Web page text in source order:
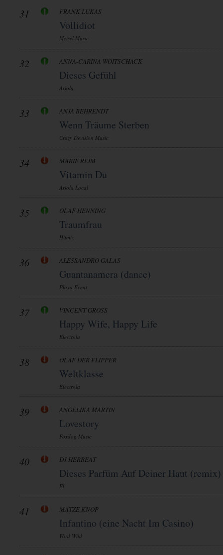
31 FRANK LUKAS
Vollidiot
Meisel Music
32 ANNA-CARINA WOITSCHACK
Dieses Gefühl
Ariola
33 ANJA BEHRENDT
Wenn Träume Sterben
Crazy Devision Music
34 MARIE REIM
Vitamin Du
Ariola Local
35 OLAF HENNING
Traumfrau
Hitmix
36 ALESSANDRO GALAS
Guantanamera (dance)
Playa Event
37 VINCENT GROSS
Happy Wife, Happy Life
Electrola
38 OLAF DER FLIPPER
Weltklasse
Electrola
39 ANGELIKA MARTIN
Lovestory
Foxdog Music
40 DJ HERBEAT
Dieses Parfüm Auf Deiner Haut (remix)
El
41 MATZE KNOP
Infantino (eine Nacht Im Casino)
Wird Wild